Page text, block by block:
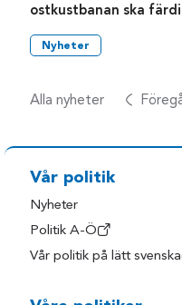
ostkustbanan ska
Nyheter
Alla nyheter
Vår politik
Nyheter
Politik A-Ö
Vår politik på lätt svenska